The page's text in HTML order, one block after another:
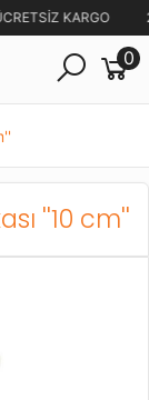
KARGO
0
''10 cm''